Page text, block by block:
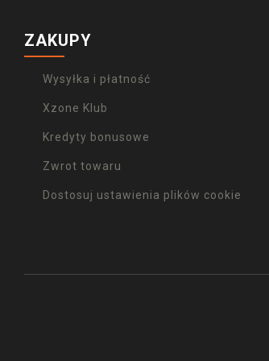
ZAKUPY
Wysyłka i płatność
Xzone Klub
Kredyty bonusowe
Zwrot towaru
Dostosuj ustawienia plików cookie